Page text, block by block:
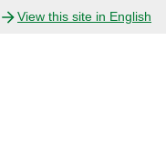
View this site in English